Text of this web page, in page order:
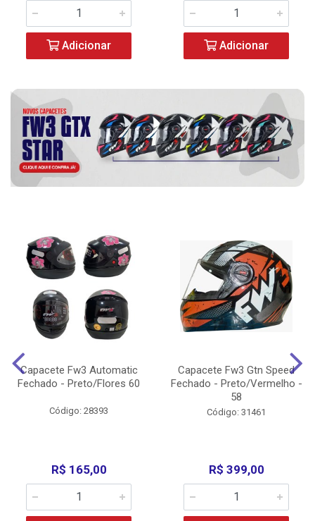
Adicionar Adicionar
Capacete Fw3 Automatic
Fechado - Preto/Flores 60
Código: 28393
R$ 165,00
Capacete Fw3 Gtn Speed
Fechado - Preto/Vermelho -
58
Código: 31461
R$ 399,00